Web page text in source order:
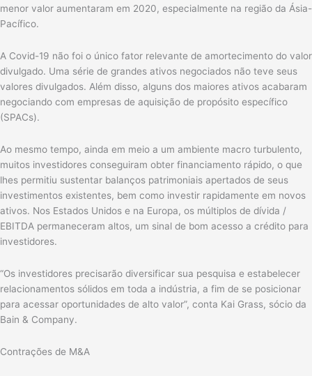
menor valor aumentaram em 2020, especialmente na região da Ásia-
Pacífico.
A Covid-19 não foi o único fator relevante de amortecimento do valor
divulgado. Uma série de grandes ativos negociados não teve seus
valores divulgados. Além disso, alguns dos maiores ativos acabaram
negociando com empresas de aquisição de propósito específico
(SPACs).
Ao mesmo tempo, ainda em meio a um ambiente macro turbulento,
muitos investidores conseguiram obter financiamento rápido, o que
lhes permitiu sustentar balanços patrimoniais apertados de seus
investimentos existentes, bem como investir rapidamente em novos
ativos. Nos Estados Unidos e na Europa, os múltiplos de dívida /
EBITDA permaneceram altos, um sinal de bom acesso a crédito para
investidores.
“Os investidores precisarão diversificar sua pesquisa e estabelecer
relacionamentos sólidos em toda a indústria, a fim de se posicionar
para acessar oportunidades de alto valor”, conta Kai Grass, sócio da
Bain & Company.
Contrações de M&A